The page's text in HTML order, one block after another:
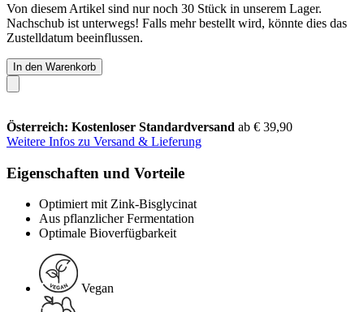
Von diesem Artikel sind nur noch 30 Stück in unserem Lager.
Nachschub ist unterwegs! Falls mehr bestellt wird, könnte dies das
Zustelldatum beeinflussen.
In den Warenkorb
Österreich: Kostenloser Standardversand ab € 39,90
Weitere Infos zu Versand & Lieferung
Eigenschaften und Vorteile
Optimiert mit Zink-Bisglycinat
Aus pflanzlicher Fermentation
Optimale Bioverfügbarkeit
Vegan